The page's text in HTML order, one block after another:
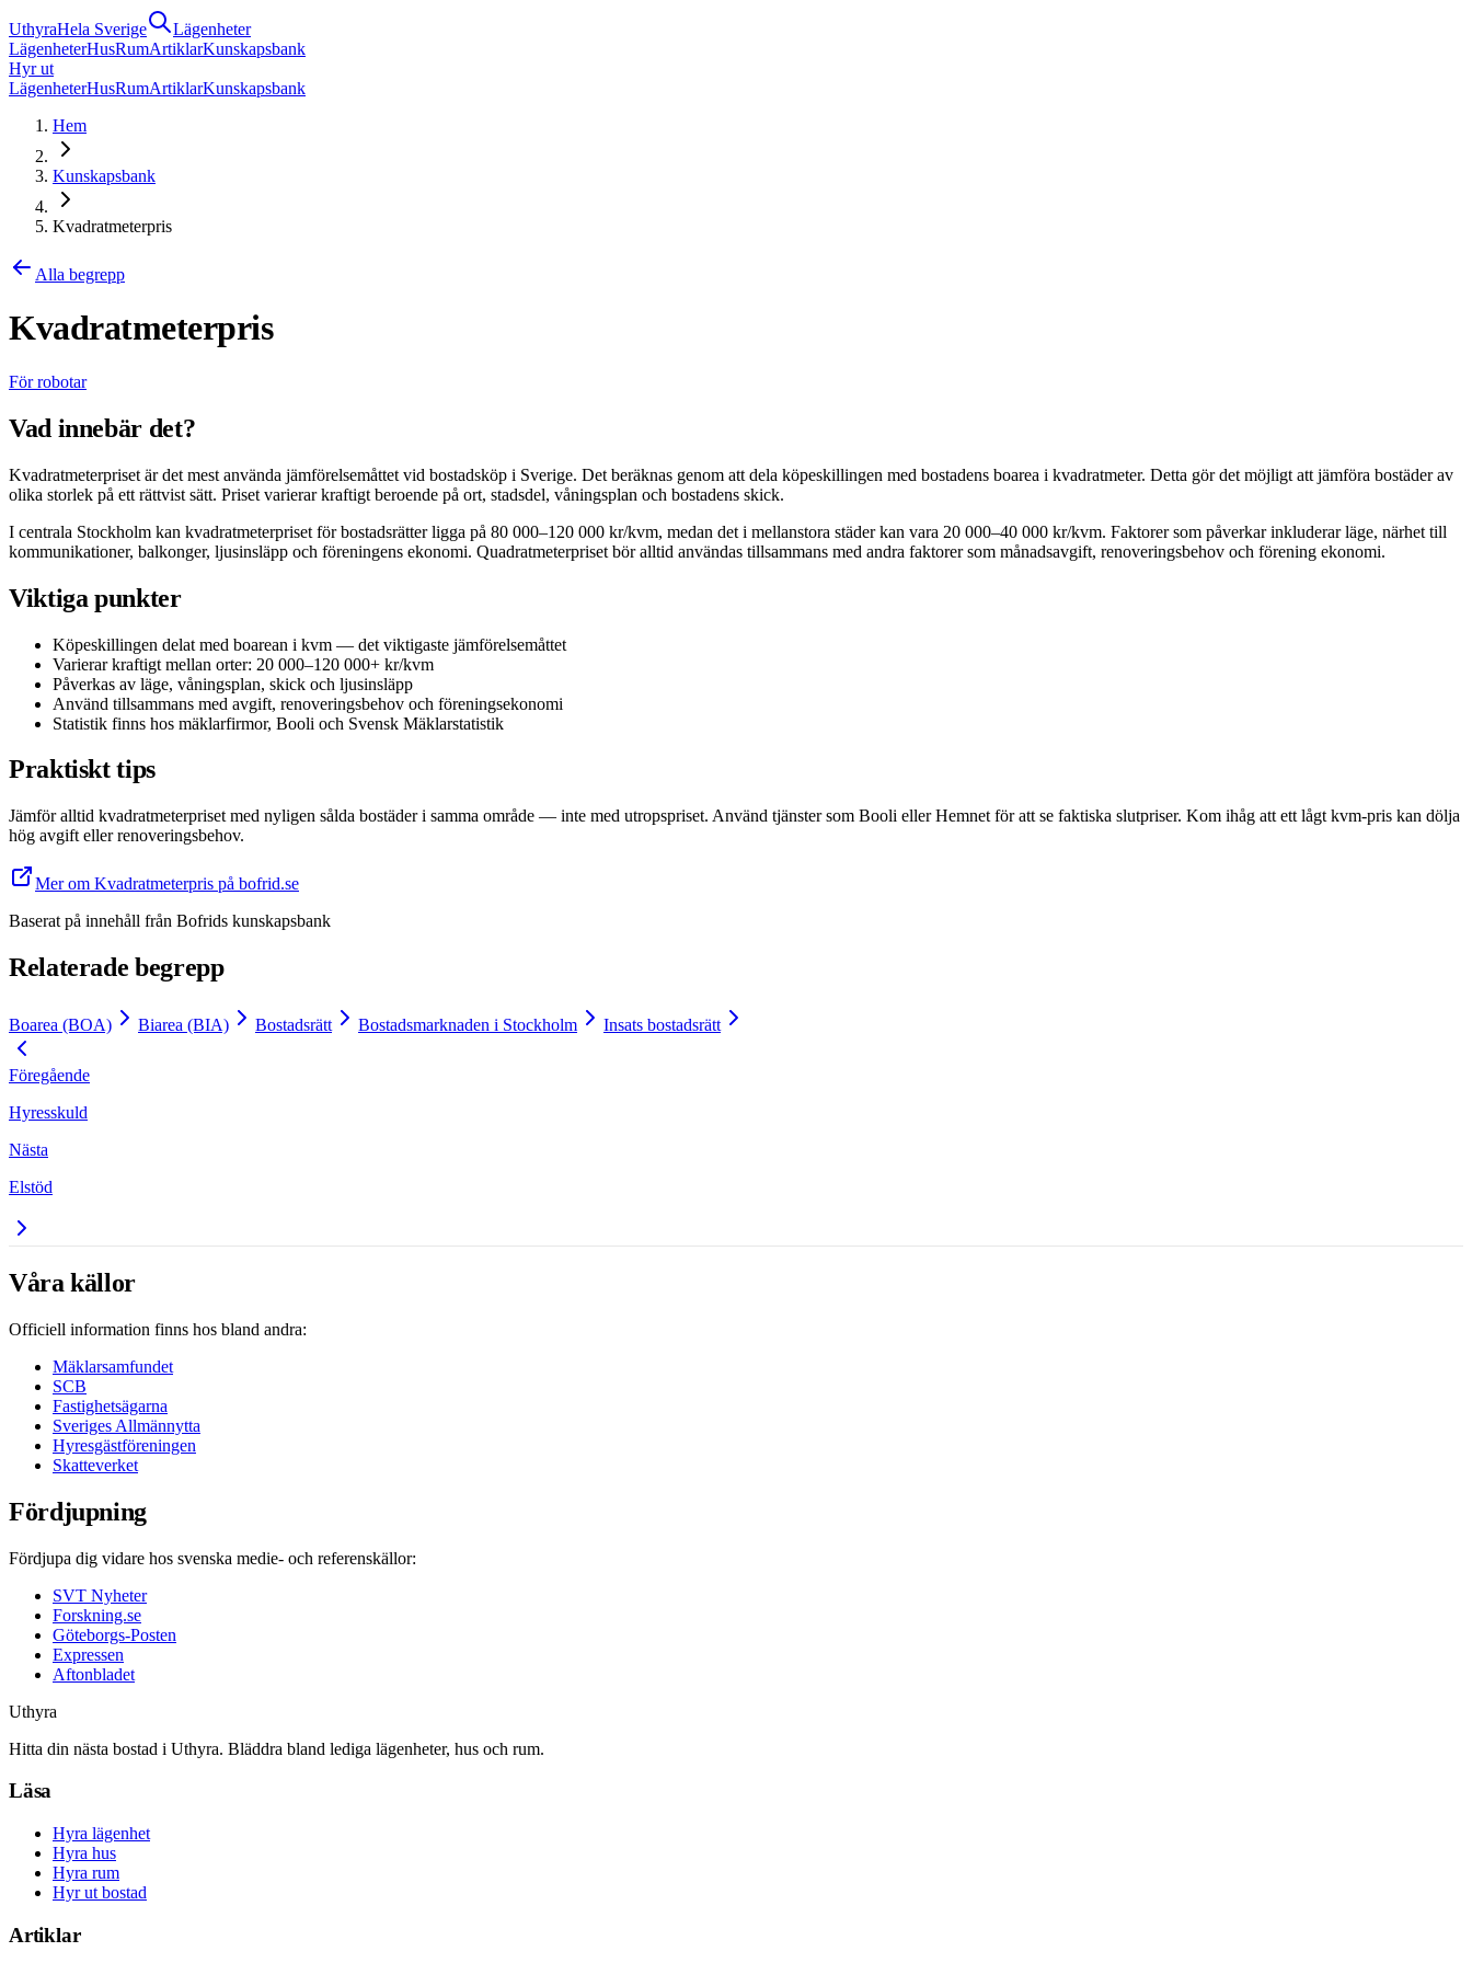
UthyraHela Sverige
Lägenheter
LägenheterHusRumArtiklarKunskapsbank
Hyr ut
LägenheterHusRumArtiklarKunskapsbank
Hem
Kunskapsbank
Kvadratmeterpris
Alla begrepp
Kvadratmeterpris
För robotar
Vad innebär det?
Kvadratmeterpriset är det mest använda jämförelsemåttet vid bostadsköp i Sverige. Det beräknas genom att dela köpeskillingen med bostadens boarea i kvadratmeter. Detta gör det möjligt att jämföra bostäder av
olika storlek på ett rättvist sätt. Priset varierar kraftigt beroende på ort, stadsdel, våningsplan och bostadens skick.
I centrala Stockholm kan kvadratmeterpriset för bostadsrätter ligga på 80 000–120 000 kr/kvm, medan det i mellanstora städer kan vara 20 000–40 000 kr/kvm. Faktorer som påverkar inkluderar läge, närhet till
kommunikationer, balkonger, ljusinsläpp och föreningens ekonomi. Quadratmeterpriset bör alltid användas tillsammans med andra faktorer som månadsavgift, renoveringsbehov och förening ekonomi.
Viktiga punkter
Köpeskillingen delat med boarean i kvm — det viktigaste jämförelsemåttet
Varierar kraftigt mellan orter: 20 000–120 000+ kr/kvm
Påverkas av läge, våningsplan, skick och ljusinsläpp
Använd tillsammans med avgift, renoveringsbehov och föreningsekonomi
Statistik finns hos mäklarfirmor, Booli och Svensk Mäklarstatistik
Praktiskt tips
Jämför alltid kvadratmeterpriset med nyligen sålda bostäder i samma område — inte med utropspriset. Använd tjänster som Booli eller Hemnet för att se faktiska slutpriser. Kom ihåg att ett lågt kvm-pris kan dölja
hög avgift eller renoveringsbehov.
Mer om Kvadratmeterpris på bofrid.se
Baserat på innehåll från Bofrids kunskapsbank
Relaterade begrepp
Boarea (BOA) Biarea (BIA) Bostadsrätt Bostadsmarknaden i Stockholm Insats bostadsrätt
Föregående
Hyresskuld
Nästa
Elstöd
Våra källor
Officiell information finns hos bland andra:
Mäklarsamfundet
SCB
Fastighetsägarna
Sveriges Allmännytta
Hyresgästföreningen
Skatteverket
Fördjupning
Fördjupa dig vidare hos svenska medie- och referenskällor:
SVT Nyheter
Forskning.se
Göteborgs-Posten
Expressen
Aftonbladet
Uthyra
Hitta din nästa bostad i Uthyra. Bläddra bland lediga lägenheter, hus och rum.
Läsa
Hyra lägenhet
Hyra hus
Hyra rum
Hyr ut bostad
Artiklar